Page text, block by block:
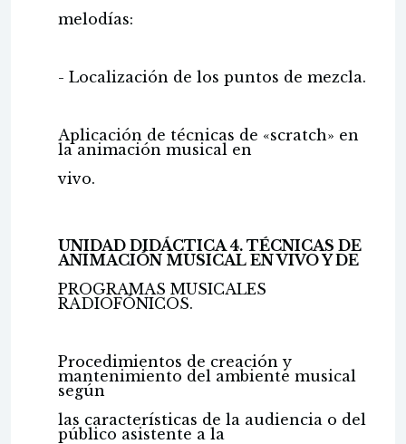
melodías:
- Localización de los puntos de mezcla.
Aplicación de técnicas de «scratch» en
la animación musical en
vivo.
UNIDAD DIDÁCTICA 4. TÉCNICAS DE
ANIMACIÓN MUSICAL EN VIVO Y DE
PROGRAMAS MUSICALES
RADIOFÓNICOS.
Procedimientos de creación y
mantenimiento del ambiente musical
según
las características de la audiencia o del
público asistente a la